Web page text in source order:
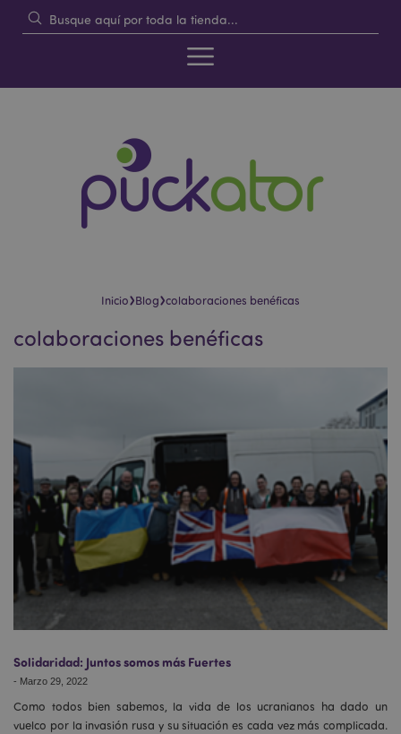
Inicio›Blog›colaboraciones benéficas
colaboraciones benéficas
Solidaridad: Juntos somos más Fuertes
- Marzo 29, 2022
Como todos bien sabemos, la vida de los ucranianos ha dado un
vuelco por la invasión rusa y su situación es cada vez más complicada.